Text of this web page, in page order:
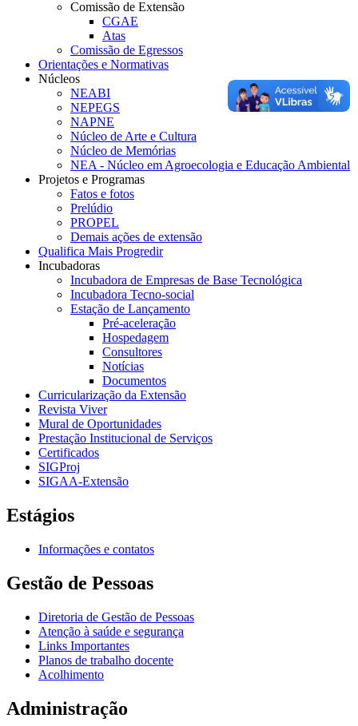
Comissão de Extensão
CGAE
Atas
Comissão de Egressos
Orientações e Normativas
Núcleos
NEABI
NEPEGS
NAPNE
Núcleo de Arte e Cultura
Núcleo de Memórias
NEA - Núcleo em Agroecologia e Educação Ambiental
Projetos e Programas
Fatos e fotos
Prelúdio
PROPEL
Demais ações de extensão
Qualifica Mais Progredir
Incubadoras
Incubadora de Empresas de Base Tecnológica
Incubadora Tecno-social
Estação de Lançamento
Pré-aceleração
Hospedagem
Consultores
Notícias
Documentos
Curricularização da Extensão
Revista Viver
Mural de Oportunidades
Prestação Institucional de Serviços
Certificados
SIGProj
SIGAA-Extensão
Estágios
Informações e contatos
Gestão de Pessoas
Diretoria de Gestão de Pessoas
Atenção à saúde e segurança
Links Importantes
Planos de trabalho docente
Acolhimento
Administração